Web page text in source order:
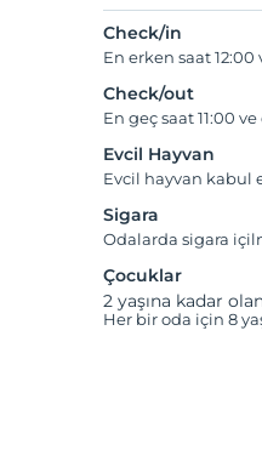
Check/in
En erken saat 12:00
Check/out
En geç saat 11:00
Evcil Hayvan
Evcil hayvan kabul
Sigara
Odalarda sigara
Çocuklar
2 yaşına kadar
Her bir oda için 8